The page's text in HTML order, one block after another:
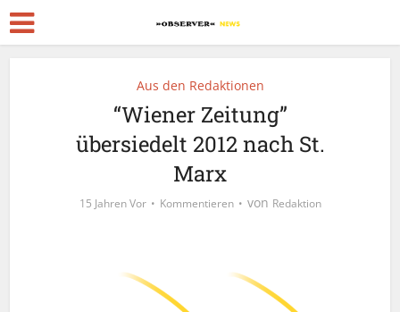
Aus den Redaktionen
“Wiener Zeitung”
übersiedelt 2012 nach St.
Marx
15 Jahren Vor Kommentieren von Redaktion